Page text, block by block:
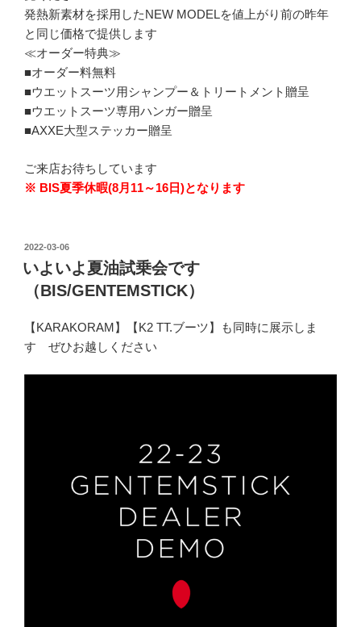
発熱新素材を採用したNEW MODELを値上がり前の昨年
と同じ価格で提供します
≪オーダー特典≫
■オーダー料無料
■ウエットスーツ用シャンプー＆トリートメント贈呈
■ウエットスーツ専用ハンガー贈呈
■AXXE大型ステッカー贈呈
ご来店お待ちしています
※ BIS夏季休暇(8月11～16日)となります
投
稿
日:
2022-03-06
いよいよ夏油試乗会です
（BIS/GENTEMSTICK）
【KARAKORAM】【K2 TT.ブーツ】も同時に展示しま
す ぜひお越しください